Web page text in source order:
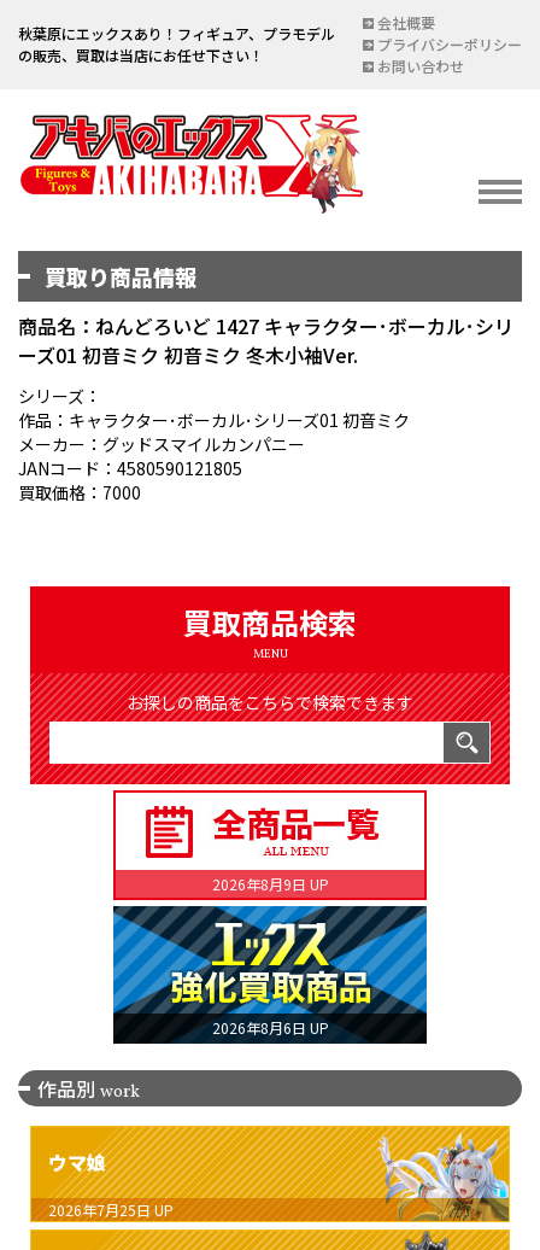
秋葉原にエックスあり！フィギュア、プラモデル
の販売、買取は当店にお任せ下さい！
会社概要
プライバシーポリシー
お問い合わせ
イベント情報
宅配買取のご案内
DELIVERY PURCHASE
買取お申し込み
ASSESSMENT
買取り商品情報
商品名：ねんどろいど 1427 キャラクター･ボーカル･シリ
ーズ01 初音ミク 初音ミク 冬木小袖Ver.
シリーズ：
作品：キャラクター･ボーカル･シリーズ01 初音ミク
メーカー：グッドスマイルカンパニー
JANコード：4580590121805
買取価格：7000
買取商品検索
MENU
お探しの商品をこちらで検索できます
2026年8月9日 UP
2026年8月6日 UP
作品別 work
ウマ娘
2026年7月25日 UP